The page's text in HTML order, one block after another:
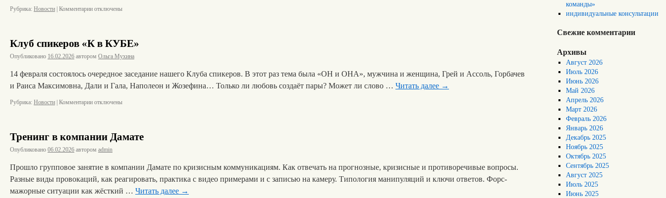
Рубрика: Новости Комментарии отключены
Клуб спикеров «К в КУБЕ»
Опубликовано 16.02.2026 автором Ольга Мухина
14 февраля состоялось очередное заседание нашего Клуба спикеров. В этот раз тема была «ОН и ОНА», мужчина и женщина, Грей и Ассоль, Горбачев
и Раиса Максимовна, Дали и Гала, Наполеон и Жозефина… Только ли любовь создаёт пары? Может ли слово … Читать далее →
Рубрика: Новости Комментарии отключены
Тренинг в компании Дамате
Опубликовано 06.02.2026 автором admin
Прошло групповое занятие в компании Дамате по кризисным коммуникациям. Как отвечать на прогнозные, кризисные и противоречивые вопросы.
Разные виды провокаций, как реагировать, практика с видео примерами и с записью на камеру. Типология манипуляций и ключи ответов. Форс-
мажорные ситуации как жёсткий … Читать далее →
команды»
индивидуальные консультации
Свежие комментарии
Архивы
Август 2026
Июль 2026
Июнь 2026
Май 2026
Апрель 2026
Март 2026
Февраль 2026
Январь 2026
Декабрь 2025
Ноябрь 2025
Октябрь 2025
Сентябрь 2025
Август 2025
Июль 2025
Июнь 2025